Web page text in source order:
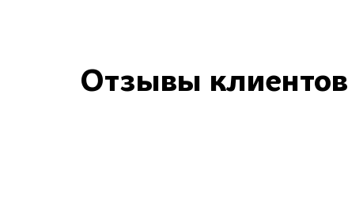
Отзывы клиентов